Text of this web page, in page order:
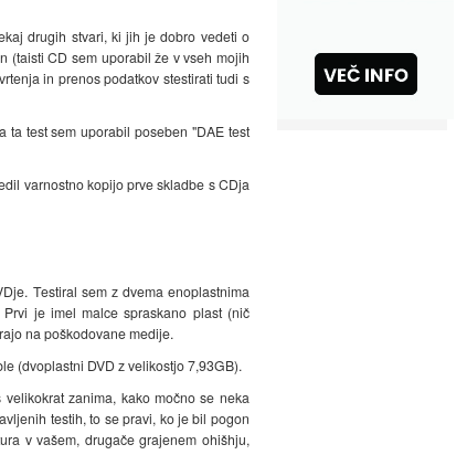
drugih stvari, ki jih je dobro vedeti o
(taisti CD sem uporabil že v vseh mojih
in prenos podatkov stestirati tudi s
ta test sem uporabil poseben "DAE test
varnostno kopijo prve skladbe s CDja
Testiral sem z dvema enoplastnima
je imel malce spraskano plast (nič
na poškodovane medije.
(dvoplastni DVD z velikostjo 7,93GB).
zanima, kako močno se neka
testih, to se pravi, ko je bil pogon
v vašem, drugače grajenem ohišhju,